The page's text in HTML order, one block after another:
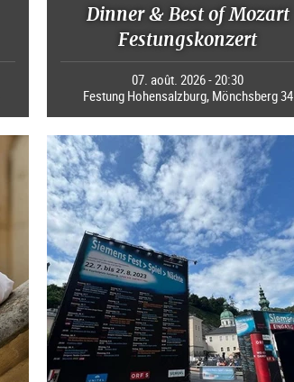
Dinner & Best of Mozart
Festungskonzert
07. août. 2026 - 20:30
Festung Hohensalzburg, Mönchsberg 34